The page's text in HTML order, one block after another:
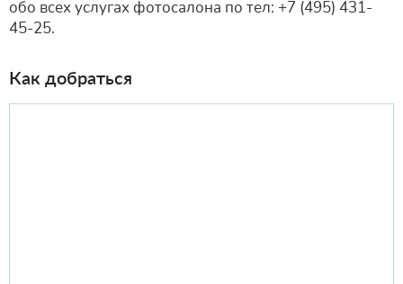
обо всех услугах фотосалона по тел: +7 (495) 431-
45-25.
Как добраться